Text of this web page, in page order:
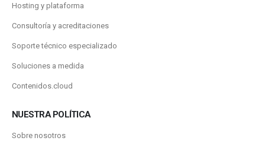
Hosting y plataforma
Consultoría y acreditaciones
Soporte técnico especializado
Soluciones a medida
Contenidos.cloud
NUESTRA POLÍTICA
Sobre nosotros